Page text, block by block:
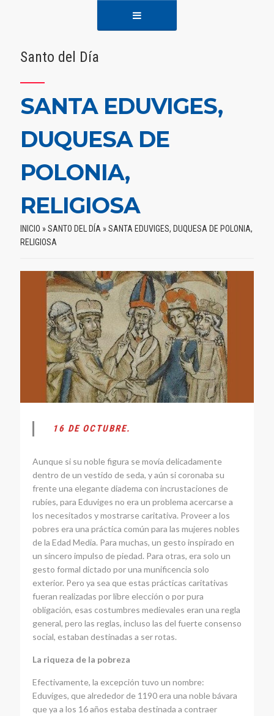
Santo del Día
SANTA EDUVIGES,
DUQUESA DE
POLONIA,
RELIGIOSA
INICIO »SANTO DEL DÍA »SANTA EDUVIGES, DUQUESA DE POLONIA,
RELIGIOSA
16 DE OCTUBRE.
Aunque si su noble figura se movía delicadamente
dentro de un vestido de seda, y aún si coronaba su
frente una elegante diadema con incrustaciones de
rubíes, para Eduviges no era un problema acercarse a
los necesitados y mostrarse caritativa. Proveer a los
pobres era una práctica común para las mujeres nobles
de la Edad Media. Para muchas, un gesto inspirado en
un sincero impulso de piedad. Para otras, era solo un
gesto formal dictado por una munificencia solo
exterior. Pero ya sea que estas prácticas caritativas
fueran realizadas por libre elección o por pura
obligación, esas costumbres medievales eran una regla
general, pero las reglas, incluso las del fuerte consenso
social, estaban destinadas a ser rotas.
La riqueza de la pobreza
Efectivamente, la excepción tuvo un nombre:
Eduviges, que alrededor de 1190 era una noble bávara
que ya a los 16 años estaba destinada a contraer